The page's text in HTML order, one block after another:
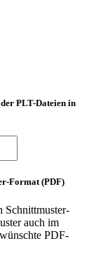
PLT-Dateien in
Format (PDF)
Schnittmuster-
auch im
PDF-